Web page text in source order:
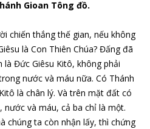
Gioan Tông đồ.
chiến thắng thế gian, nếu không
là Con Thiên Chúa? Đấng đã
Đức Giêsu Kitô, không phải
nước và máu nữa. Có Thánh
là chân lý. Và trên mặt đất có
nước và máu, cả ba chỉ là một.
chúng ta còn nhận lấy, thì chứng